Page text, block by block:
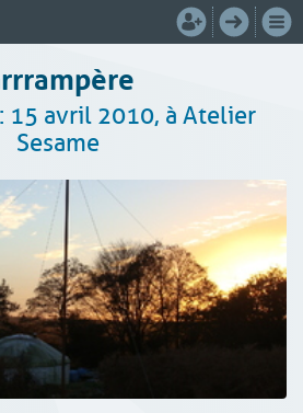
15 avril 2010, à Atelier
Sesame